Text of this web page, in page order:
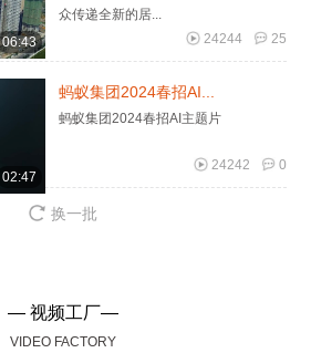
06:43
众传递全新的居...
25
24244
02:47
蚂蚁集团2024春招AI...
蚂蚁集团2024春招AI主题片
0
24242
换一批
— 视频工厂—
VIDEO FACTORY